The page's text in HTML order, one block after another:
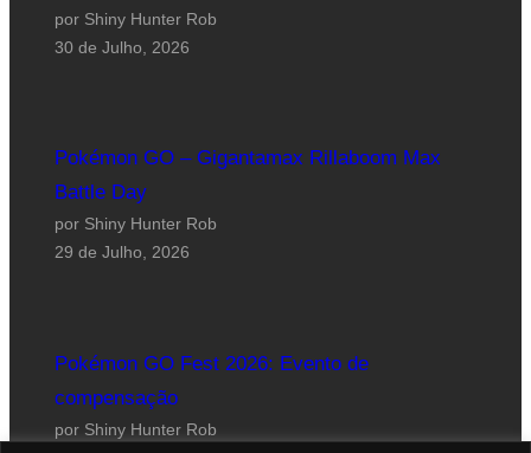
por Shiny Hunter Rob
30 de Julho, 2026
Pokémon GO – Gigantamax Rillaboom Max
Battle Day
por Shiny Hunter Rob
29 de Julho, 2026
Pokémon GO Fest 2026: Evento de
compensação
por Shiny Hunter Rob